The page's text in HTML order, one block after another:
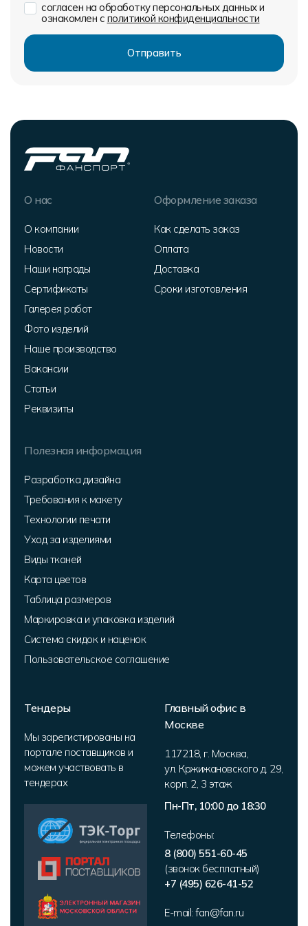
согласен на обработку персональных данных и
ознакомлен с политикой конфиденциальности
О нас
О компании
Новости
Наши награды
Сертификаты
Галерея работ
Фото изделий
Наше производство
Вакансии
Статьи
Реквизиты
Оформление заказа
Как сделать заказ
Оплата
Доставка
Сроки изготовления
Полезная информация
Разработка дизайна
Требования к макету
Технологии печати
Уход за изделиями
Виды тканей
Карта цветов
Таблица размеров
Маркировка и упаковка изделий
Система скидок и наценок
Пользовательское соглашение
Тендеры
Мы зарегистированы на
портале поставщиков и
можем участвовать в
тендерах
Главный офис в
Москве
117218, г. Москва,
ул. Кржижановского д. 29,
корп. 2, 3 этаж
Пн-Пт, 10:00 до 18:30
Телефоны:
8 (800) 551-60-45
(звонок бесплатный)
+7 (495) 626-41-52
E-mail: fan@fan.ru